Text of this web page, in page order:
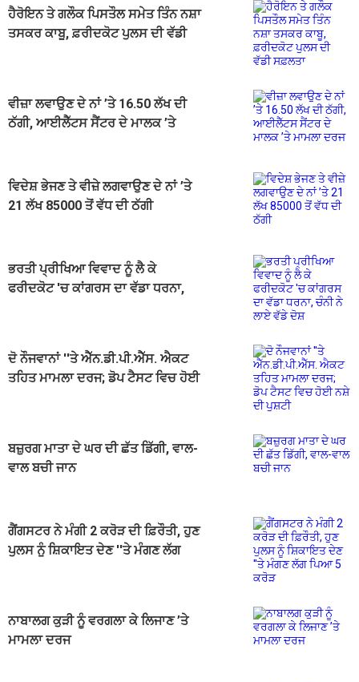
ਹੈਰੋਇਨ ਤੇ ਗਲੌਕ ਪਿਸਤੌਲ ਸਮੇਤ ਤਿੰਨ ਨਸ਼ਾ
ਤਸਕਰ ਕਾਬੂ, ਫ਼ਰੀਦਕੋਟ ਪੁਲਸ ਦੀ ਵੱਡੀ
ਵੀਜ਼ਾ ਲਵਾਉਣ ਦੇ ਨਾਂ ’ਤੇ 16.50 ਲੱਖ ਦੀ
ਠੱਗੀ, ਆਈਲੈੱਟਸ ਸੈਂਟਰ ਦੇ ਮਾਲਕ ’ਤੇ
ਵਿਦੇਸ਼ ਭੇਜਣ ਤੇ ਵੀਜ਼ੇ ਲਗਵਾਉਣ ਦੇ ਨਾਂ ’ਤੇ
21 ਲੱਖ 85000 ਤੋਂ ਵੱਧ ਦੀ ਠੱਗੀ
ਭਰਤੀ ਪ੍ਰੀਖਿਆ ਵਿਵਾਦ ਨੂੰ ਲੈ ਕੇ
ਫਰੀਦਕੋਟ 'ਚ ਕਾਂਗਰਸ ਦਾ ਵੱਡਾ ਧਰਨਾ,
ਦੋ ਨੌਜਵਾਨਾਂ ''ਤੇ ਐੱਨ.ਡੀ.ਪੀ.ਐੱਸ. ਐਕਟ
ਤਹਿਤ ਮਾਮਲਾ ਦਰਜ; ਡੋਪ ਟੈਸਟ ਵਿਚ ਹੋਈ
ਬਜ਼ੁਰਗ ਮਾਤਾ ਦੇ ਘਰ ਦੀ ਛੱਤ ਡਿੱਗੀ, ਵਾਲ-
ਵਾਲ ਬਚੀ ਜਾਨ
ਗੈਂਗਸਟਰ ਨੇ ਮੰਗੀ 2 ਕਰੋੜ ਦੀ ਫ਼ਿਰੌਤੀ, ਹੁਣ
ਪੁਲਸ ਨੂੰ ਸ਼ਿਕਾਇਤ ਦੇਣ ''ਤੇ ਮੰਗਣ ਲੱਗ
ਨਾਬਾਲਗ ਕੁੜੀ ਨੂੰ ਵਰਗਲਾ ਕੇ ਲਿਜਾਣ ’ਤੇ
ਮਾਮਲਾ ਦਰਜ